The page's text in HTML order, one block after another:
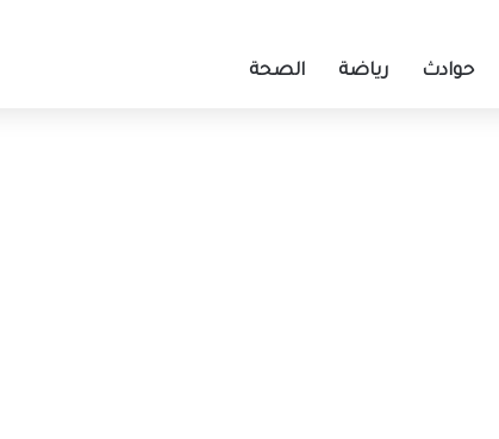
حوادث رياضة الصحة